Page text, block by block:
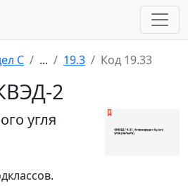
C ... 19.3 Код 19.33
2
угля